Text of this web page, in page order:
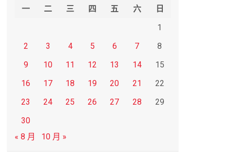
一 二 三 四 五 六
日
1
2
3 4 5 6 7
8
9
10 11 12 13 14
15
16
17 18 19 20 21
22
23
24 25 26 27 28
29
30
« 8 月
10 月 »